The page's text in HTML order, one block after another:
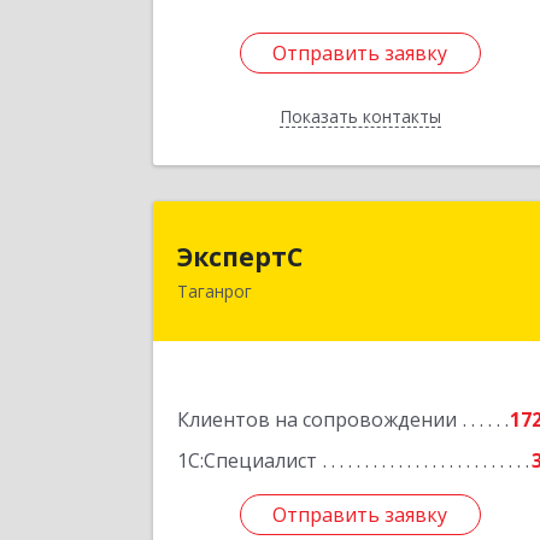
Отправить заявку
Показать контакты
Отправить заявку
Назад
ЭкспертС
Таганрог
Клиентов на сопровождении
1С:Специалист
Отправить заявку
347905, Ростовская обл, Таганрог г,
Отправить заявку